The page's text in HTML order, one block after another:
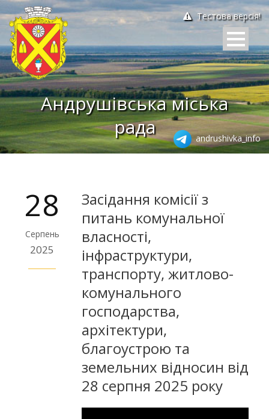
Тестова версія!
Андрушівська міська
рада
andrushivka_info
28
Серпень
2025
Засідання комісії з
питань комунальної
власності,
інфраструктури,
транспорту, житлово-
комунального
господарства,
архітектури,
благоустрою та
земельних відносин від
28 серпня 2025 року